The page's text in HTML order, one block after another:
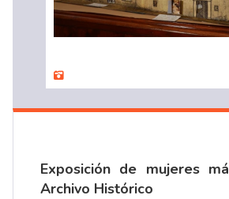
Exposición de mujeres
Archivo Histórico